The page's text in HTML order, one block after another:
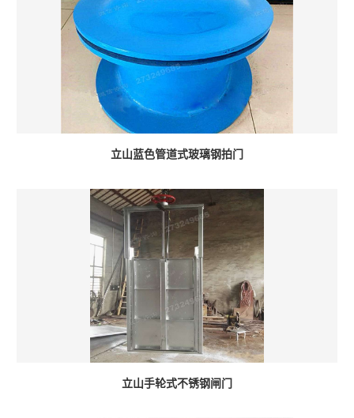
立山蓝色管道式玻璃钢拍门
立山手轮式不锈钢闸门